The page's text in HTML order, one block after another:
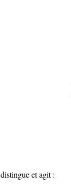
et agit :